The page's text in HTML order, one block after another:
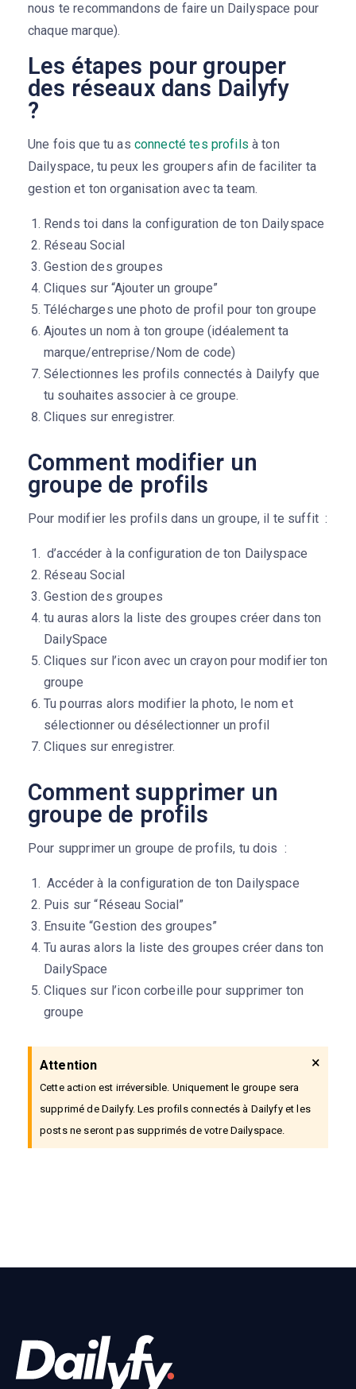
nous te recommandons de faire un Dailyspace pour
chaque marque).
Les étapes pour grouper
des réseaux dans Dailyfy
?
Une fois que tu as connecté tes profils à ton
Dailyspace, tu peux les groupers afin de faciliter ta
gestion et ton organisation avec ta team.
Rends toi dans la configuration de ton Dailyspace
Réseau Social
Gestion des groupes
Cliques sur “Ajouter un groupe”
Télécharges une photo de profil pour ton groupe
Ajoutes un nom à ton groupe (idéalement ta
marque/entreprise/Nom de code)
Sélectionnes les profils connectés à Dailyfy que
tu souhaites associer à ce groupe.
Cliques sur enregistrer.
Comment modifier un
groupe de profils
Pour modifier les profils dans un groupe, il te suffit :
d’accéder à la configuration de ton Dailyspace
Réseau Social
Gestion des groupes
tu auras alors la liste des groupes créer dans ton
DailySpace
Cliques sur l’icon avec un crayon pour modifier ton
groupe
Tu pourras alors modifier la photo, le nom et
sélectionner ou désélectionner un profil
Cliques sur enregistrer.
Comment supprimer un
groupe de profils
Pour supprimer un groupe de profils, tu dois :
Accéder à la configuration de ton Dailyspace
Puis sur “Réseau Social”
Ensuite “Gestion des groupes”
Tu auras alors la liste des groupes créer dans ton
DailySpace
Cliques sur l’icon corbeille pour supprimer ton
groupe
Attention
Cette action est irréversible. Uniquement le groupe sera
supprimé de Dailyfy. Les profils connectés à Dailyfy et les
posts ne seront pas supprimés de votre Dailyspace.
×